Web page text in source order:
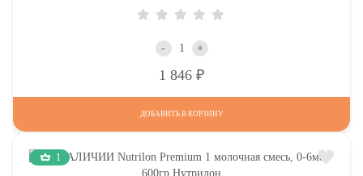
- +
1 846
ДОБАВИТЬ В КОРЗИНУ
1